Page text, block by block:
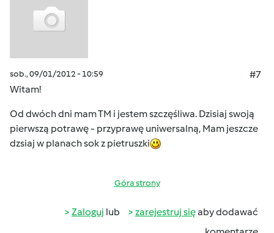
sob., 09/01/2012 - 10:59
#7
Witam!
Od dwóch dni mam TM i jestem szczęśliwa. Dzisiaj swoją
pierwszą potrawę - przyprawę uniwersalną, Mam jeszcze
dzsiaj w planach sok z pietruszki
Góra strony
Zaloguj lub zarejestruj sięaby dodawać